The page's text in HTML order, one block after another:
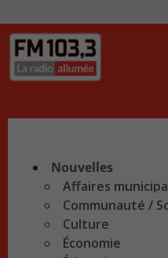
Nouvelles
Affaires
Communauté /
Culture
Économie